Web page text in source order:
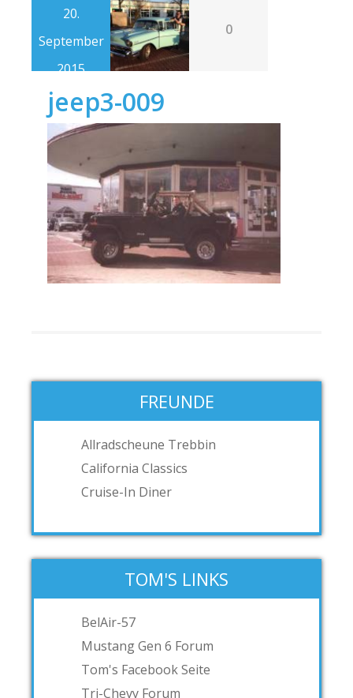
20.
September
2015
0
jeep3-009
FREUNDE
Allradscheune Trebbin
California Classics
Cruise-In Diner
TOM'S LINKS
BelAir-57
Mustang Gen 6 Forum
Tom's Facebook Seite
Tri-Chevy Forum